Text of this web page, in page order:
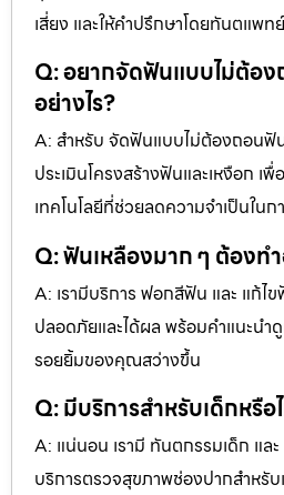
เสี่ยง และให้คำปรึกษาโดยทันตแพท
Q: อยากจัดฟันแบบไม่ต้อ
อย่างไร?
A: สำหรับ จัดฟันแบบไม่ต้องถอนฟั
ประเมินโครงสร้างฟันและเหงือก เ
เทคโนโลยีที่ช่วยลดความจำเป็นใน
Q: ฟันเหลืองมาก ๆ ต้องท
A: เรามีบริการ ฟอกสีฟัน และ แก้ไ
ปลอดภัยและได้ผล พร้อมคำแนะนำ
รอยยิ้มของคุณสว่างขึ้น
Q: มีบริการสำหรับเด็กหรือ
A: แน่นอน เรามี ทันตกรรมเด็ก แล
บริการตรวจสุขภาพช่องปากสำหรับ